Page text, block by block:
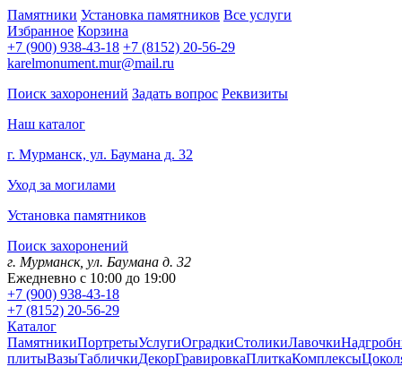
Памятники Установка памятников Все услуги
Избранное Корзина
+7 (900) 938-43-18 +7 (8152) 20-56-29
karelmonument.mur@mail.ru
Поиск захоронений Задать вопрос Реквизиты
Наш каталог
г. Мурманск, ул. Баумана д. 32
Уход за могилами
Установка памятников
Поиск захоронений
г. Мурманск, ул. Баумана д. 32
Ежедневно с 10:00 до 19:00
+7 (900) 938-43-18
+7 (8152) 20-56-29
Каталог
ПамятникиПортретыУслугиОградкиСтоликиЛавочки
плитыВазыТабличкиДекорГравировкаПлиткаКомплексы